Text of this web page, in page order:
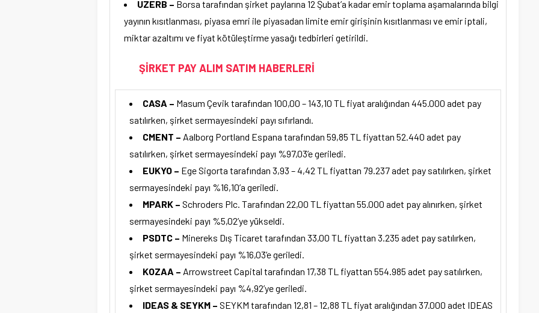
UZERB – Borsa tarafından şirket paylarına 12 Şubat’a kadar emir toplama aşamalarında bilgi
yayının kısıtlanması, piyasa emri ile piyasadan limite emir girişinin kısıtlanması ve emir iptali,
miktar azaltımı ve fiyat kötüleştirme yasağı tedbirleri getirildi.
ŞİRKET PAY ALIM SATIM HABERLERİ
CASA – Masum Çevik tarafından 100,00 – 143,10 TL fiyat aralığından 445.000 adet pay
satılırken, şirket sermayesindeki payı sıfırlandı.
CMENT – Aalborg Portland Espana tarafından 59,85 TL fiyattan 52.440 adet pay
satılırken, şirket sermayesindeki payı %97,03’e geriledi.
EUKYO – Ege Sigorta tarafından 3,93 – 4,42 TL fiyattan 79.237 adet pay satılırken, şirket
sermayesindeki payı %16,10’a geriledi.
MPARK – Schroders Plc. Tarafından 22,00 TL fiyattan 55.000 adet pay alınırken, şirket
sermayesindeki payı %5,02’ye yükseldi.
PSDTC – Minereks Dış Ticaret tarafından 33,00 TL fiyattan 3.235 adet pay satılırken,
şirket sermayesindeki payı %16,03’e geriledi.
KOZAA – Arrowstreet Capital tarafından 17,38 TL fiyattan 554.985 adet pay satılırken,
şirket sermayesindeki payı %4,92’ye geriledi.
IDEAS & SEYKM – SEYKM tarafından 12,81 – 12,88 TL fiyat aralığından 37.000 adet IDEAS